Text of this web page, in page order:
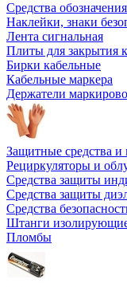
Средства
Наклейки, знаки
Лента сигнальная
Плиты для закрытия
Бирки кабельные
Кабельные маркера
Держатели
Защитные средства и
Рециркуляторы и
Средства защиты
Средства защиты
Средства
Штанги
Пломбы